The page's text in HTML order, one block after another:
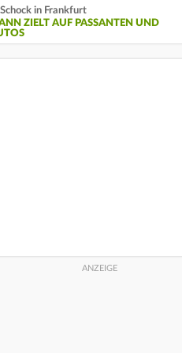
Schock in Frankfurt
ZIELT AUF PASSANTEN UND